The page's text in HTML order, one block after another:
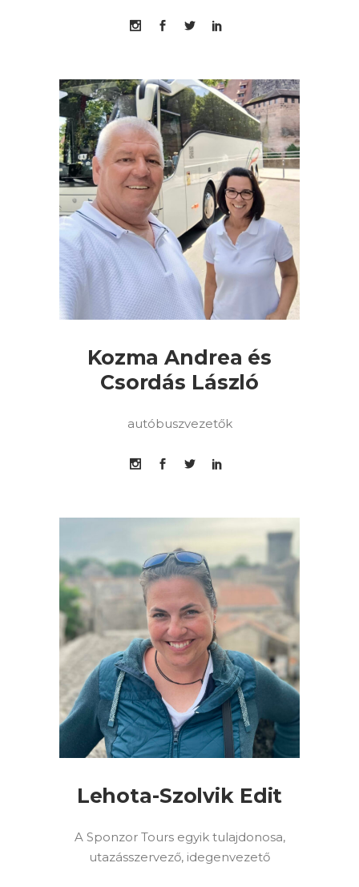
Kozma Andrea és
Csordás László
autóbuszvezetők
Lehota-Szolvik Edit
A Sponzor Tours egyik tulajdonosa,
utazásszervező, idegenvezető